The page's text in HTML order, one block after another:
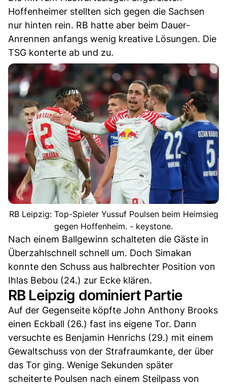
Hoffenheimer stellten sich gegen die Sachsen
nur hinten rein. RB hatte aber beim Dauer-
Anrennen anfangs wenig kreative Lösungen. Die
TSG konterte ab und zu.
RB Leipzig: Top-Spieler Yussuf Poulsen beim Heimsieg
gegen Hoffenheim. - keystone.
Nach einem Ballgewinn schalteten die Gäste in
Überzahlschnell schnell um. Doch Simakan
konnte den Schuss aus halbrechter Position von
Ihlas Bebou (24.) zur Ecke klären.
RB Leipzig dominiert Partie
Auf der Gegenseite köpfte John Anthony Brooks
einen Eckball (26.) fast ins eigene Tor. Dann
versuchte es Benjamin Henrichs (29.) mit einem
Gewaltschuss von der Strafraumkante, der über
das Tor ging. Wenige Sekunden später
scheiterte Poulsen nach einem Steilpass von